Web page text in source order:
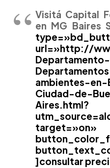
Visitá Capital
en MG Baires
url=»http://
Departamento-
ambientes-
Ciudad-de-
Aires.html?
target=»on»
]consultar